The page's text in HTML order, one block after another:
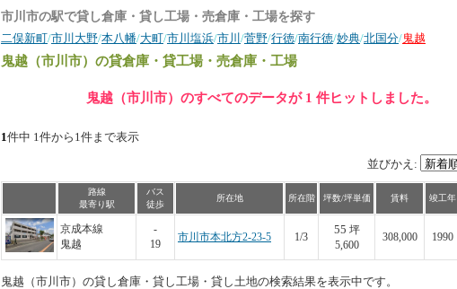
市川市の駅で貸し倉庫・貸し工場・売倉庫・工場を探す
二俣新町 /市川大野/本八幡/大町 /市川塩浜/市川 /菅野/行徳/南行徳/妙典/北国分/鬼越
鬼越（市川市） の貸倉庫・貸工場・売倉庫・工場
鬼越（市川市）のすべてのデータが 1 件ヒットしました。
1件中 1件から1件まで表示
並びかえ:
路線
最寄り駅
バス
徒歩
所在地 所在階 坪数/坪単価 賃料 竣工年
京成本線
鬼越
-
19
市川市本北方2-23-5 1/3
55 坪
5,600
308,000 1990
鬼越（市川市）の貸し倉庫・貸し工場・貸し土地の検索結果を表示中です。